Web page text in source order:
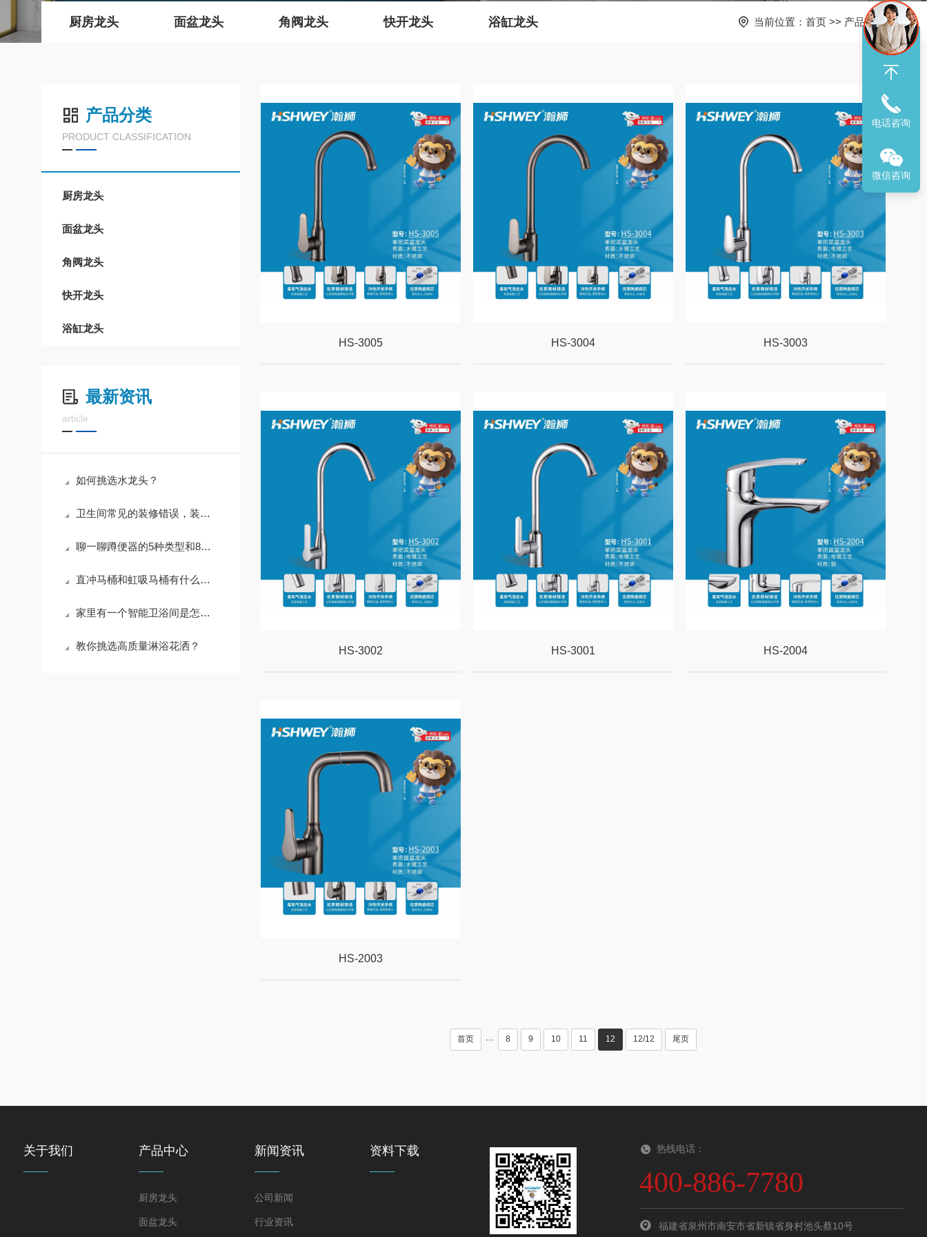
厨房龙头 面盆龙头 角阀龙头 快开龙头 浴缸龙头 当前位置： 首页 >> 产品中心
产品分类
PRODUCT CLASSIFICATION
厨房龙头
面盆龙头
角阀龙头
快开龙头
浴缸龙头
最新资讯
article
如何挑选水龙头？
卫生间常见的装修错误，装修前先了解清楚
聊一聊蹲便器的5种类型和8大选择方法，你知道哪些？
直冲马桶和虹吸马桶有什么区别？我家选错，难怪马桶老是堵！
家里有一个智能卫浴间是怎样一种体验
教你挑选高质量淋浴花洒？
HS-3005 HS-3004 HS-3003
HS-3002 HS-3001 HS-2004
HS-2003
首页 ··· 8 9 10 11 12 12/12 尾页
关于我们 产品中心
厨房龙头
面盆龙头
新闻资讯
公司新闻
行业资讯
资料下载 热线电话：
400-886-7780
福建省泉州市南安市省新镇省身村池头蔡10号
电话咨询
微信咨询